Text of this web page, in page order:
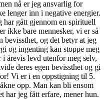
nå er jeg ansvarlig for
lenger inn i negative energier.
har gått gjennom en spirituell
ikke bare mennesker, vi er så
bevissthet, og det betyr at jeg
og ingenting kan stoppe meg
årevis levd utenfor meg selv,
deres egen bevissthet og gi
Vi er i en oppstigning til 5.
opp. Man kan bli ensom
har jeg fått erfare, mener hun.